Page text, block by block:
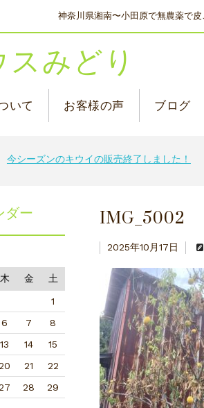
神奈川県湘南〜小田原で無農薬で
みどり
いて お客様の声 ブログ
今シーズンのキウイの販売終了しました！
IMG_5002
2025年10月17日
ー
木 金 土
1
6 7
8
13 14
15
21
22
28
29